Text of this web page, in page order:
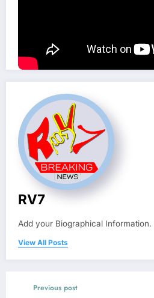
RV7
Add your Biographical Information.
View All Posts
Previous post